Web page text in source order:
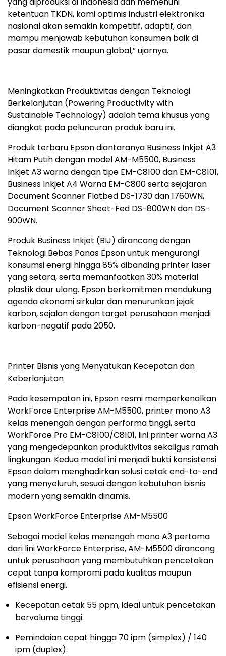
ketentuan TKDN, kami optimis industri elektronika
nasional akan semakin kompetitif, adaptif, dan
mampu menjawab kebutuhan konsumen baik di
pasar domestik maupun global,” ujarnya.
Meningkatkan Produktivitas dengan Teknologi
Berkelanjutan (Powering Productivity with
Sustainable Technology) adalah tema khusus yang
diangkat pada peluncuran produk baru ini.
Produk terbaru Epson diantaranya Business Inkjet A3
Hitam Putih dengan model AM-M5500, Business
Inkjet A3 warna dengan tipe EM-C8100 dan EM-C8101,
Business Inkjet A4 Warna EM-C800 serta sejajaran
Document Scanner Flatbed DS-1730 dan 1760WN,
Document Scanner Sheet-Fed DS-800WN dan DS-
900WN.
Produk Business Inkjet (BIJ) dirancang dengan
Teknologi Bebas Panas Epson untuk mengurangi
konsumsi energi hingga 85% dibanding printer laser
yang setara, serta memanfaatkan 30% material
plastik daur ulang. Epson berkomitmen mendukung
agenda ekonomi sirkular dan menurunkan jejak
karbon, sejalan dengan target perusahaan menjadi
karbon-negatif pada 2050.
Printer Bisnis yang Menyatukan Kecepatan dan
Keberlanjutan
Pada kesempatan ini, Epson resmi memperkenalkan
WorkForce Enterprise AM-M5500, printer mono A3
kelas menengah dengan performa tinggi, serta
WorkForce Pro EM-C8100/C8101, lini printer warna A3
yang mengedepankan produktivitas sekaligus ramah
lingkungan. Kedua model ini menjadi bukti konsistensi
Epson dalam menghadirkan solusi cetak end-to-end
yang menyeluruh, sesuai dengan kebutuhan bisnis
modern yang semakin dinamis.
Epson WorkForce Enterprise AM-M5500
Sebagai model kelas menengah mono A3 pertama
dari lini WorkForce Enterprise, AM-M5500 dirancang
untuk perusahaan yang membutuhkan pencetakan
cepat tanpa kompromi pada kualitas maupun
efisiensi energi.
Kecepatan cetak 55 ppm, ideal untuk pencetakan
bervolume tinggi.
Pemindaian cepat hingga 70 ipm (simplex) / 140
ipm (duplex).